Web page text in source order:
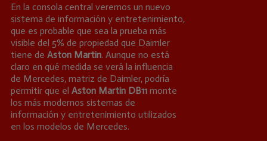
En la consola central veremos un nuevo
sistema de información y entretenimiento,
que es probable que sea la prueba más
visible del 5% de propiedad que Daimler
tiene de Aston Martin. Aunque no está
claro en qué medida se verá la influencia
de Mercedes, matriz de Daimler, podría
permitir que el Aston Martin DB11 monte
los más modernos sistemas de
información y entretenimiento utilizados
en los modelos de Mercedes.